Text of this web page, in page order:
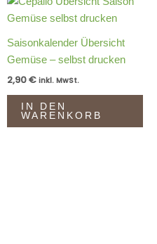
Saisonkalender Übersicht
Gemüse – selbst drucken
2,90€ inkl. MwSt.
IN DEN
WARENKORB